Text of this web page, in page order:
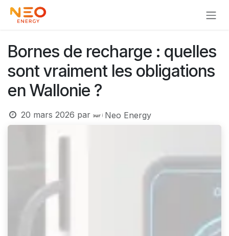
Se rendre au contenu
Bornes de recharge : quelles
sont vraiment les obligations
en Wallonie ?
20 mars 2026 par Neo Energy